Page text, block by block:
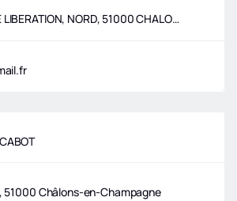
6 RUE DU GROUPE LIBERATION, NORD, 51000 CHALONS EN CHAMPAGNE
51000 Châlons-en-Champagne